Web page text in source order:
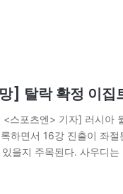
] 탈락 확정 이집
<스포츠엔> 기자] 러시아
하면서 16강 진출이 좌
을지 주목된다. 사우디